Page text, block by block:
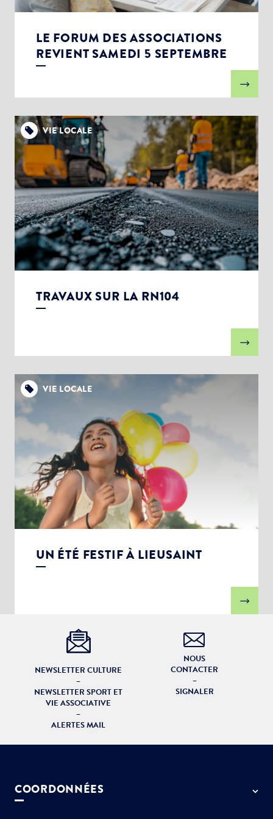
LE FORUM DES ASSOCIATIONS
REVIENT SAMEDI 5 SEPTEMBRE
VIE LOCALE
TRAVAUX SUR LA RN104
VIE LOCALE
UN ÉTÉ FESTIF À LIEUSAINT
NEWSLETTER CULTURE
–
NEWSLETTER SPORT ET
VIE ASSOCIATIVE
–
ALERTES MAIL
NOUS
CONTACTER
–
SIGNALER
COORDONNÉES